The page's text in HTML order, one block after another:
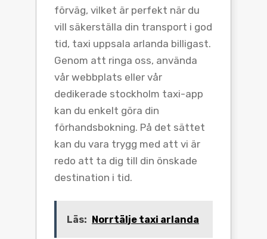
förväg, vilket är perfekt när du
vill säkerställa din transport i god
tid, taxi uppsala arlanda billigast.
Genom att ringa oss, använda
vår webbplats eller vår
dedikerade stockholm taxi-app
kan du enkelt göra din
förhandsbokning. På det sättet
kan du vara trygg med att vi är
redo att ta dig till din önskade
destination i tid.
Läs: Norrtälje taxi arlanda